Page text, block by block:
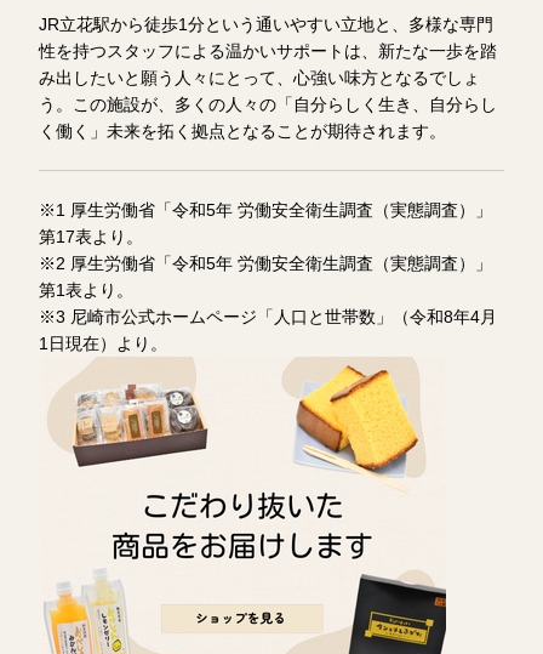
JR立花駅から徒歩1分という通いやすい立地と、多様な専門
性を持つスタッフによる温かいサポートは、新たな一歩を踏
み出したいと願う人々にとって、心強い味方となるでしょ
う。この施設が、多くの人々の「自分らしく生き、自分らし
く働く」未来を拓く拠点となることが期待されます。
※1 厚生労働省「令和5年 労働安全衛生調査（実態調査）」
第17表より。
※2 厚生労働省「令和5年 労働安全衛生調査（実態調査）」
第1表より。
※3 尼崎市公式ホームページ「人口と世帯数」（令和8年4月
1日現在）より。